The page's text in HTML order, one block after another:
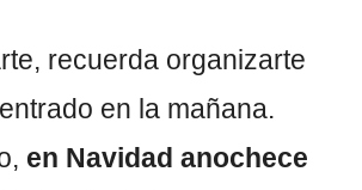
recuerda organizarte
en la mañana.
en Navidad anochece